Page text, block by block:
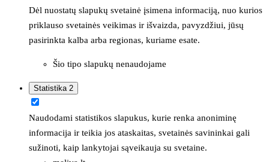
Dėl nuostatų slapukų svetainė įsimena informaciją, nuo kurios
priklauso svetainės veikimas ir išvaizda, pavyzdžiui, jūsų
pasirinkta kalba arba regionas, kuriame esate.
Šio tipo slapukų nenaudojame
Statistika 2
Naudodami statistikos slapukus, kurie renka anoniminę
informacija ir teikia jos ataskaitas, svetainės savininkai gali
sužinoti, kaip lankytojai sąveikauja su svetaine.